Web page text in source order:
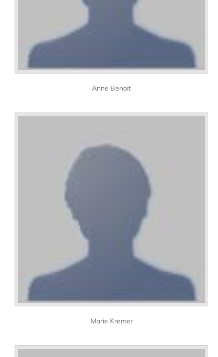
Anne Benoit
Marie Kremer